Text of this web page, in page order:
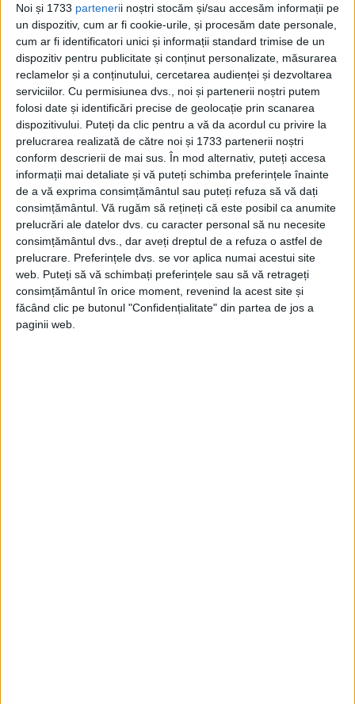
Noi și 1733 partenerii noștri stocăm și/sau accesăm informații pe
un dispozitiv, cum ar fi cookie-urile, și procesăm date personale,
cum ar fi identificatori unici și informații standard trimise de un
dispozitiv pentru publicitate și conținut personalizate, măsurarea
reclamelor și a conținutului, cercetarea audienței și dezvoltarea
serviciilor. Cu permisiunea dvs., noi și partenerii noștri putem
folosi date și identificări precise de geolocație prin scanarea
dispozitivului. Puteți da clic pentru a vă da acordul cu privire la
prelucrarea realizată de către noi și 1733 partenerii noștri
conform descrierii de mai sus. În mod alternativ, puteți accesa
informații mai detaliate și vă puteți schimba preferințele înainte
de a vă exprima consimțământul sau puteți refuza să vă dați
consimțământul. Vă rugăm să rețineți că este posibil ca anumite
prelucrări ale datelor dvs. cu caracter personal să nu necesite
consimțământul dvs., dar aveți dreptul de a refuza o astfel de
prelucrare. Preferințele dvs. se vor aplica numai acestui site
web. Puteți să vă schimbați preferințele sau să vă retrageți
consimțământul în orice moment, revenind la acest site și
făcând clic pe butonul "Confidențialitate" din partea de jos a
paginii web.
„Suntem în procesul de a diversifica total
sursele de aprovizionare cu combustibili
fosili, de la Rusia spre alţi furnizori de
încredere şi dumneavoastră sunteţi
unul”, a adăugat șefa CE, făcând referire
la problema dependenţei de gazul
rusesc.
UN MILIARD DE METRI CUBI DE GAZE AR
URMA SĂ FIE OFERITE CONTINENTULUI
EUROPEAN
Acordul a fost semnat de ministrul
egiptean al Petrolului şi Resurselor